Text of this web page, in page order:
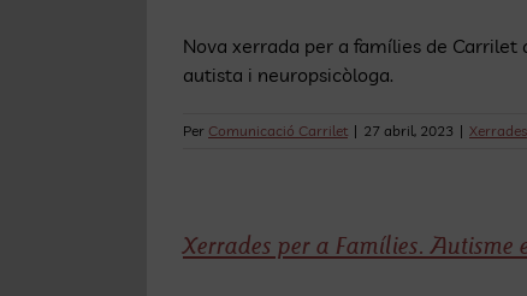
Nova xerrada per a famílies de
autista i neuropsicòloga.
Per Comunicació Carrilet | 27 abril, 2023 | Xerrades
Xerrades per a Famílies. Autisme